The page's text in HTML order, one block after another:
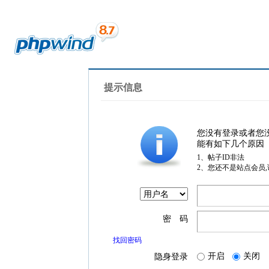
提示信息
您没有登录或者您
能有如下几个原因
1、帖子ID非法
2、您还不是站点会员
密 码
找回密码
隐身登录 开启 关闭